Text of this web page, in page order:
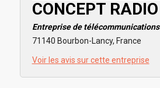
CONCEPT RADIO
Entreprise de télécommunications
71140 Bourbon-Lancy, France
Voir les avis sur cette entreprise